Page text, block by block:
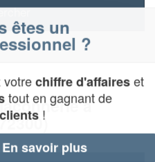
à
un
?
chiffre d'affaireset
en gagnant de
!
En savoir plus